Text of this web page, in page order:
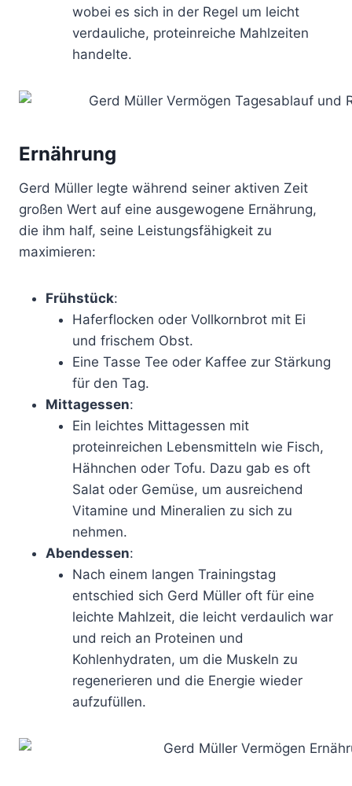
wobei es sich in der Regel um leicht
verdauliche, proteinreiche Mahlzeiten
handelte.
Ernährung
Gerd Müller legte während seiner aktiven Zeit
großen Wert auf eine ausgewogene Ernährung,
die ihm half, seine Leistungsfähigkeit zu
maximieren:
Frühstück:
Haferflocken oder Vollkornbrot mit Ei
und frischem Obst.
Eine Tasse Tee oder Kaffee zur Stärkung
für den Tag.
Mittagessen:
Ein leichtes Mittagessen mit
proteinreichen Lebensmitteln wie Fisch,
Hähnchen oder Tofu. Dazu gab es oft
Salat oder Gemüse, um ausreichend
Vitamine und Mineralien zu sich zu
nehmen.
Abendessen:
Nach einem langen Trainingstag
entschied sich Gerd Müller oft für eine
leichte Mahlzeit, die leicht verdaulich war
und reich an Proteinen und
Kohlenhydraten, um die Muskeln zu
regenerieren und die Energie wieder
aufzufüllen.